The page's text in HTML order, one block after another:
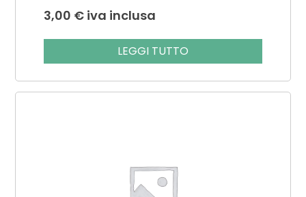
3,00 € iva inclusa
LEGGI TUTTO